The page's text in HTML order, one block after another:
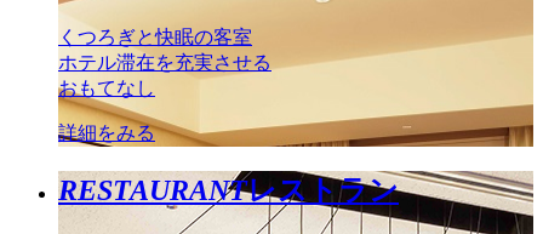
くつろぎと快眠の客室
ホテル滞在を充実させる
おもてなし
詳細をみる
RESTAURANTレストラン